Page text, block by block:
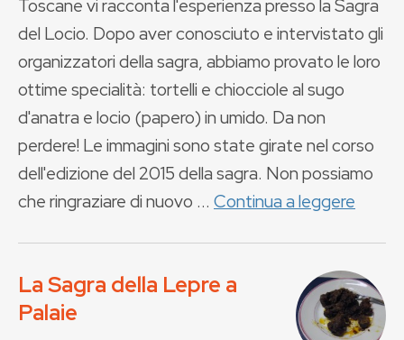
Toscane vi racconta l'esperienza presso la Sagra
del Locio. Dopo aver conosciuto e intervistato gli
organizzatori della sagra, abbiamo provato le loro
ottime specialità: tortelli e chiocciole al sugo
d'anatra e locio (papero) in umido. Da non
perdere! Le immagini sono state girate nel corso
dell'edizione del 2015 della sagra. Non possiamo
che ringraziare di nuovo ... Continua a leggere
La Sagra della Lepre a
Palaie